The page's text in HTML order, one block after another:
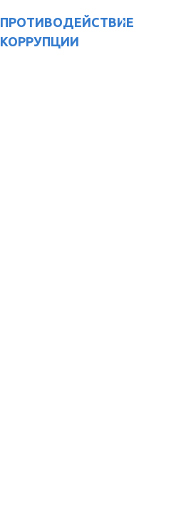
ПРОТИВОДЕЙСТВИЕ
КОРРУПЦИИ